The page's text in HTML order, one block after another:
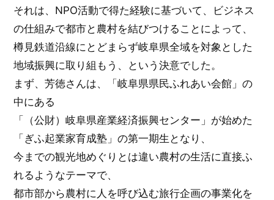
それは、NPO活動で得た経験に基づいて、ビジネス
の仕組みで都市と農村を結びつけることによって、
樽見鉄道沿線にとどまらず岐阜県全域を対象とした
地域振興に取り組もう、という決意でした。
まず、芳徳さんは、「岐阜県県民ふれあい会館」の
中にある
「（公財）岐阜県産業経済振興センター」が始めた
「ぎふ起業家育成塾」の第一期生となり、
今までの観光地めぐりとは違い農村の生活に直接ふ
れるようなテーマで、
都市部から農村に人を呼び込む旅行企画の事業化を